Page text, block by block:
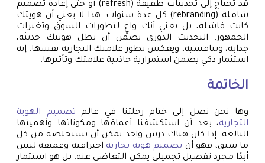
قد تحتاج إلى تحديثات طفيفة (refresh) أو حتى إعادة تصميم
شاملة (rebranding) كل عدة سنوات. هذا لا يعني أن هويتك
كانت فاشلة، بل يعني أنك واعٍ لتطورات السوق وتغيرات
الجمهور. التحديث الدوري يضمن أن تظل هويتك حديثة،
جذابة، وتنافسية، ويعكس تطور علامتك التجارية نفسها. إنه
استثمار ذكي يضمن استمرارية جاذبية علامتك وتأثيرها.
الخاتمة
وها نحن نصل إلى ختام رحلتنا في عالم تصميم الهوية
التجارية، بعد أن استكشفنا أعماقها ومكوناتها وأهميتها
البالغة. إذا كان هناك درس واحد يمكن أن نستخلصه من كل
ما سبق، فهو أن تصميم هوية تجارية احترافية وعميقة ليس
أبدًا مجرد تفصيل تجميلي يمكن التغاضي عنه. بل هو استثمار